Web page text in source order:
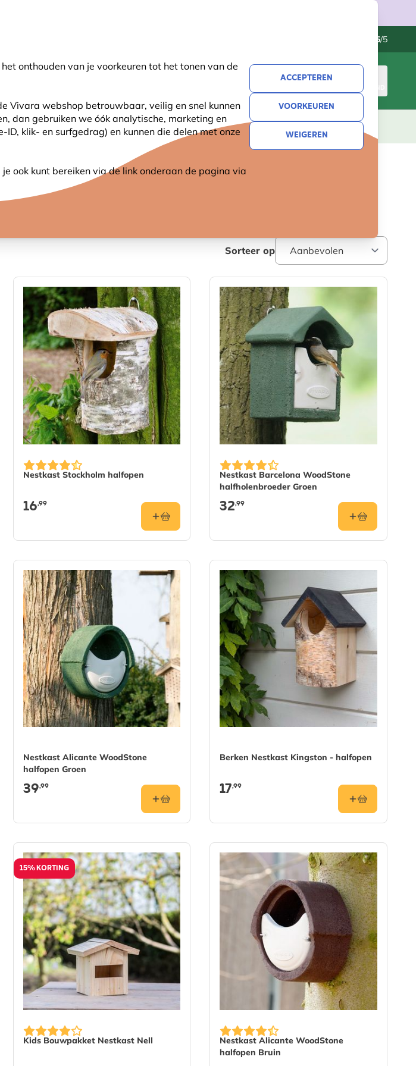
onthouden van je voorkeuren tot het tonen van de
Vivara webshop betrouwbaar, veilig en snel kunnen
dan gebruiken we óók analytische, marketing en
klik- en surfgedrag) en kunnen die delen met onze
ook kunt bereiken via de link onderaan de pagina via
ACCEPTEREN
VOORKEUREN
WEIGEREN
4.5/5
WINKELMAND
PLANTEN NATUURBELEVING CADEAUS NIEUW SALE
Sorteer op
Nestkast Stockholm halfopen
16,99
Nestkast Barcelona WoodStone
halfholenbroeder Groen
32,99
Nestkast Alicante WoodStone
halfopen Groen
39,99
Berken Nestkast Kingston - halfopen
17,99
15% KORTING
Kids Bouwpakket Nestkast Nell
Nestkast Alicante WoodStone
halfopen Bruin